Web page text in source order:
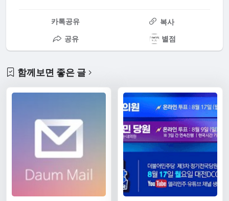
카톡공유 복사
공유 별점
함께보면 좋은 글